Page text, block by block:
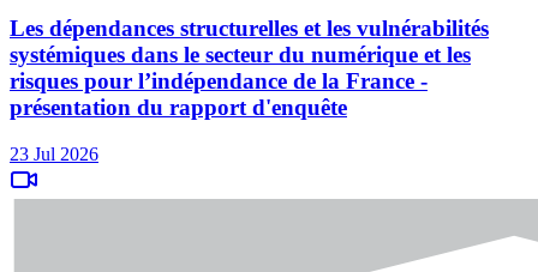
Les dépendances structurelles et les vulnérabilités
systémiques dans le secteur du numérique et les
risques pour l’indépendance de la France -
présentation du rapport d'enquête
23 Jul 2026